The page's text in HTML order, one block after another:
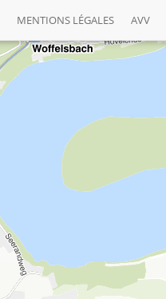
MENTIONS LÉGALES AVV